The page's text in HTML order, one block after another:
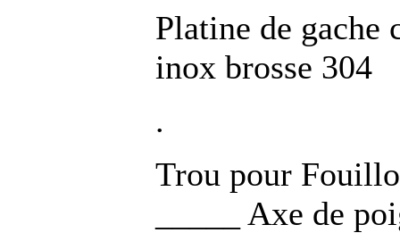
Platine de gache
inox brosse 304
.
Trou pour
_____ Axe de